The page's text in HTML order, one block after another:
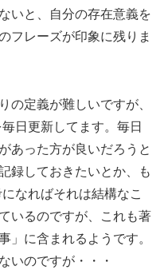
いと、自分の存在意義を
フレーズが印象に残りま
の定義が難しいですが、
日更新してます。毎日
あった方が良いだろうと
録しておきたいとか、も
なればそれは結構なこ
いるのですが、これも著
」に含まれるようです。
いのですが・・・